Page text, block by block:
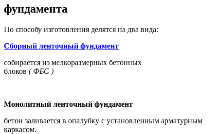
фундамента
По способу изготовления делятся на два вида:
Сборный ленточный фундамент
собирается из мелкоразмерных бетонных
блоков ( ФБС )
Монолитный ленточный фундамент
бетон заливается в опалубку с установленным арматурным
каркасом.